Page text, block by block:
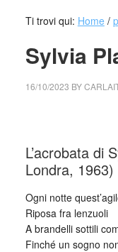
Ti trovi qui: Home /
Sylvia
16/10/2023 BY
L’acrobata di
Londra, 1963)
Ogni notte
Riposa fra lenzuoli
A brandelli sottili
Finché un sogno